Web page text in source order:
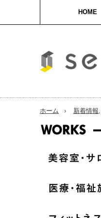
HOME
ホーム 新着情報,